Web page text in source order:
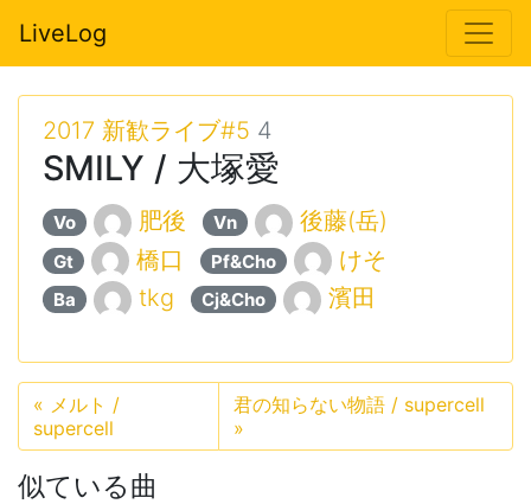
LiveLog
2017 新歓ライブ#5 4
SMILY / 大塚愛
Vo 肥後 Vn 後藤(岳)
Gt 橋口 Pf&Cho けそ
Ba tkg Cj&Cho 濱田
« メルト /
supercell
君の知らない物語 / supercell
»
似ている曲